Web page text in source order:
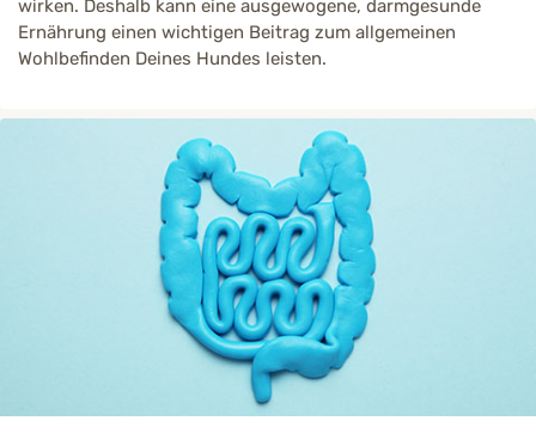
wirken. Deshalb kann eine ausgewogene, darmgesunde
Ernährung einen wichtigen Beitrag zum allgemeinen
Wohlbefinden Deines Hundes leisten.